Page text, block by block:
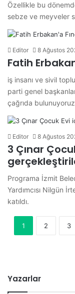
Özellikle bu
sebze ve meyveler
Editor 8 Ağustos
Fatih
iş insanı ve sivil
parti genel
çağrıda
Editor 8 Ağustos
3 Çınar
Programa İzmit
Yardımcısı Nilgün
katıldı.
1 2 3
Yazarlar